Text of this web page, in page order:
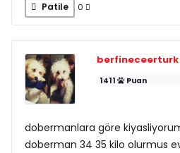
Patile 0
berfineceerturk
1411 Puan
dobermanlara göre
doberman 34 35 kilo olurmus